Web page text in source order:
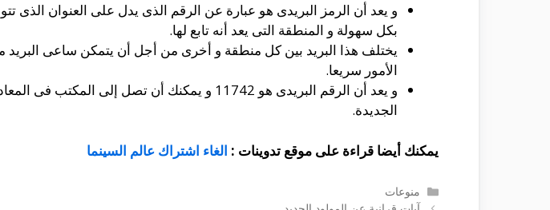
و يعد أن الرمز البريدى هو عبارة عن الرقم الذى يدل على العنوان
بكل سهولة و المنطقة التى يعد أنه تابع لها.
يختلف هذا البريد بين كل منطقة و أخرى من أجل أن يتمكن ساعى
الأمور سريعا.
و يعد أن الرقم البريدى هو 11742 و يمكنك أن تصل
الجديدة.
يمكنك أيضا قراءة على موقع تدوينات : الغاء اشتراك عالم السينما
التصنيفات
منوعات